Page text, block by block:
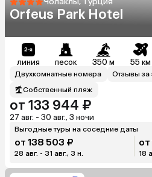
Orfeus Park Hotel
линия песок 350 м 55 км
Двухкомнатные номера
Отзывы за
Собственный пляж
от 133 944 ₽
27 авг. - 30 авг., 3 ночи
Выгодные туры на соседние даты
от 138 503 ₽
28 авг. - 31 авг., 3 н.
от
18